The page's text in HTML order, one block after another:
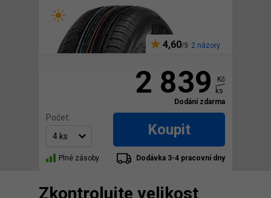
4,60 2 názory
2 839
Kč
ks
Dodání zdarma
Počet:
Koupit
Plné zásoby Dodávka 3-4 pracovní dny
Zkontrolujte velikost